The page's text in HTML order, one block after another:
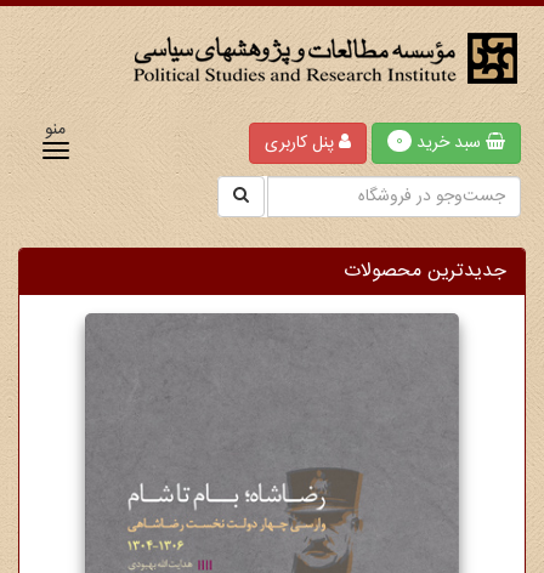
منو سبد خرید 0 پنل کاربری
جدیدترین محصولات